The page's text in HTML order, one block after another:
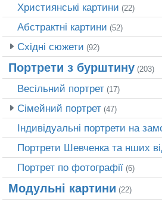
Християнські картини (22)
Абстрактні картини (52)
Східні сюжети (92)
Портрети з бурштину (203)
Весільний портрет (17)
Сімейний портрет (47)
Індивідуальні портрети на
Портрети Шевченка та нших
Портрет по фотографії (6)
Модульні картини (22)